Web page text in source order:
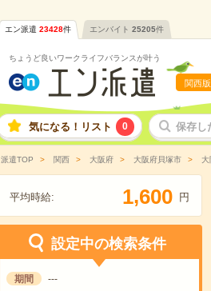
エン派遣 23428件 エンバイト 25205件
ちょうど良いワークライフバランスが叶う
関西版
気になる！リスト 0 保存し
派遣TOP 関西 大阪府 大阪府貝塚市
平均時給: 1,600 円
設定中の検索条件
期間 ---